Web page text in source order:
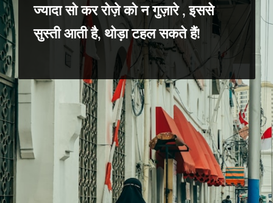
ज्यादा सो कर रोज़े को न गुज़ारे , इससे
सुस्ती आती है, थोड़ा टहल सकते हैं!